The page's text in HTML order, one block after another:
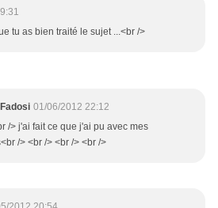
tu as bien traité le sujet ...<br />
01/06/2012 22:12
/> j'ai fait ce que j'ai pu avec mes
/> <br /> <br /> <br />